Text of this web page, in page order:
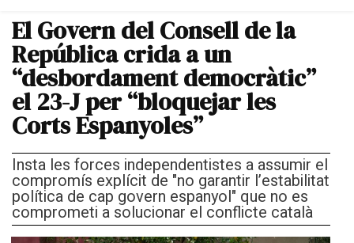
El Govern del Consell de la
República crida a un
“desbordament democràtic”
el 23-J per “bloquejar les
Corts Espanyoles”
Insta les forces independentistes a assumir el
compromís explícit de "no garantir l’estabilitat
política de cap govern espanyol" que no es
comprometi a solucionar el conflicte català